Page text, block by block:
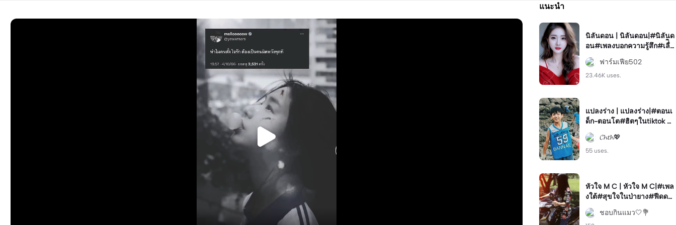
แนะนำ
นิลันดอน | นิลันดอน|#นิลันด
อน#เพลงบอกความรู้สึก#เลื่ิอ
นรูป
ฟาร์มเฟีย502
23.46K uses.
แปลงร่าง | แปลงร่าง|#ตอนเ
ด็ก-ตอนโต#ฮิตๆในtiktok #
มาแรง#ฟีด
𝓒𝓱𝓽𝓱💖
55 uses.
หัวใจ M C | หัวใจ M C|#เพล
งใต้#สุขใจในป่ายาง#ฟีดด💐
💫#โทนสวย
ชอบกินแมว🤍💐